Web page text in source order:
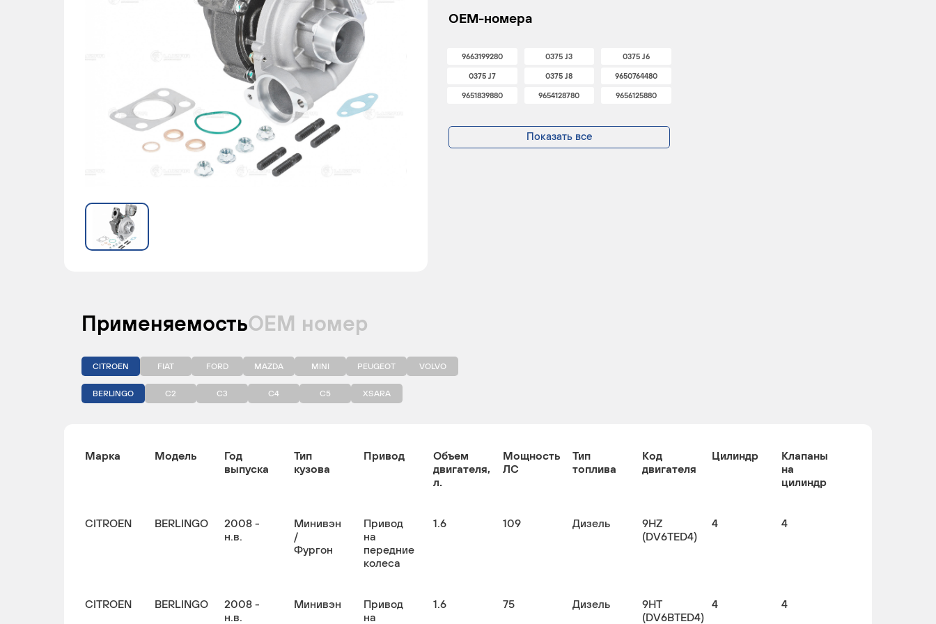
OEM-номера
9663199280 0375 J3 0375 J6
0375 J7 0375 J8 9650764480
9651839880 9654128780 9656125880
Показать все
ПрименяемостьОЕМ номер
CITROEN FIAT FORD MAZDA MINI PEUGEOT VOLVO
BERLINGO C2 C3 C4 C5 XSARA
Марка Модель
Год
выпуска
Тип
кузова
Привод
Объем
двигателя,
л.
Мощность
ЛС
Тип
топлива
Код
двигателя
Цилиндр
Клапаны
на
цилиндр
CITROEN BERLINGO
2008 -
н.в.
Минивэн
/
Фургон
Привод
на
передние
колеса
1.6 109 Дизель
9HZ
(DV6TED4)
4 4
CITROEN BERLINGO
2008 -
н.в.
Минивэн
Привод
на
1.6 75 Дизель
9HT
(DV6BTED4)
4 4